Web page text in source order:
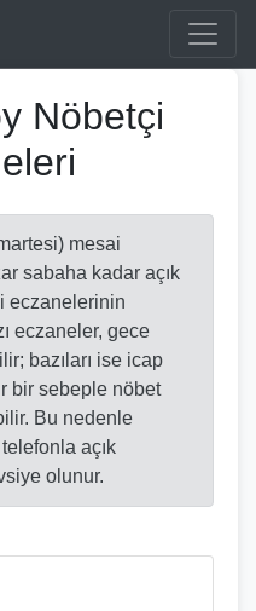
Nöbetçi
mesai
sabaha kadar açık
eczanelerinin
eczaneler, gece
bazıları ise icap
bir sebeple nöbet
Bu nedenle
açık
olunur.